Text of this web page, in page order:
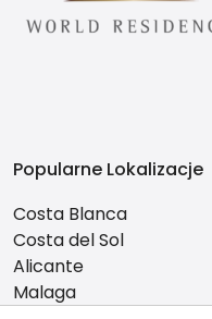
Popularne Lokalizacje
Costa Blanca
Costa del Sol
Alicante
Malaga